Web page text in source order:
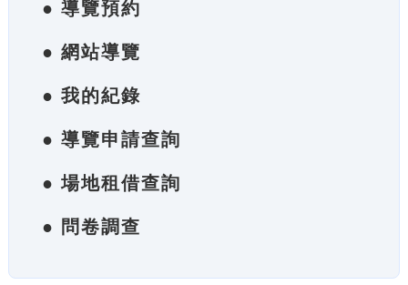
● 導覽預約
● 網站導覽
● 我的紀錄
● 導覽申請查詢
● 場地租借查詢
● 問卷調查